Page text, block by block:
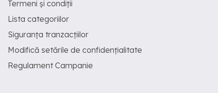
Termeni și condiții
Lista categoriilor
Siguranța tranzacțiilor
Modifică setările de confidențialitate
Regulament Campanie